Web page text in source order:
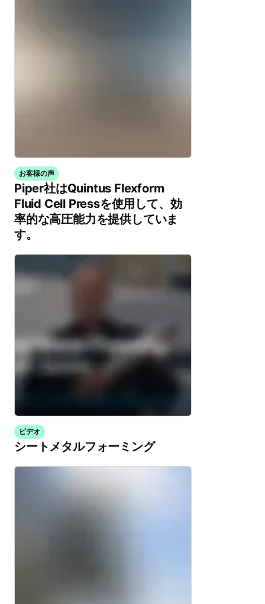
お客様の声
Piper社はQuintus Flexform
Fluid Cell Pressを使用して、効
率的な高圧能力を提供していま
す。
ビデオ
シートメタルフォーミング